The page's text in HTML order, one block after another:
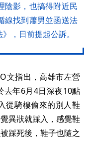
陰影，也搞得附近民
線找到蕭男並函送法
，日前提起公訴。
文指出，高雄市左營
去年6月4日深夜10點
從騎樓偷來的別人鞋
異狀就踩入，感覺鞋
踩死後，鞋子也隨之